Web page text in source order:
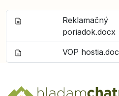
Reklamačný
poriadok.docx
VOP hostia.doc